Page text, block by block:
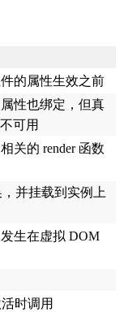
的属性生效之前
性也绑定，但真
可用
关的 render 函数
并挂载到实例上
生在虚拟 DOM
时调用